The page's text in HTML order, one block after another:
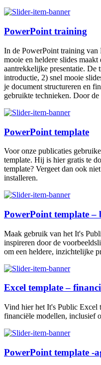
PowerPoint training
In de PowerPoint training
mooie en heldere slides maakt
aantrekkelijke presentatie. De
introductie, 2) snel mooie
je document structureren en
gebruikte technieken. Door
PowerPoint template
Voor onze publicaties
template. Hij is hier gratis te
template? Vergeet dan ook
installeren.
PowerPoint template –
Maak gebruik van het It's
inspireren door de
om een heldere, inzichtelijke
Excel template –
Vind hier het It's Public Excel
financiële modellen, inclusief
PowerPoint template -